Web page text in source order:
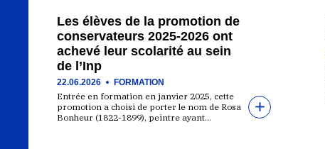
Les élèves de la promotion de
conservateurs 2025-2026 ont
achevé leur scolarité au sein
de l’Inp
22.06.2026 FORMATION
Entrée en formation en janvier 2025, cette
promotion a choisi de porter le nom de Rosa
Bonheur (1822-1899), peintre ayant…